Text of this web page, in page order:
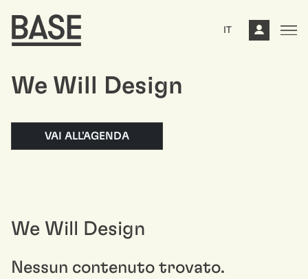
IT
We Will Design
VAI ALL'AGENDA
We Will Design
Nessun contenuto trovato.